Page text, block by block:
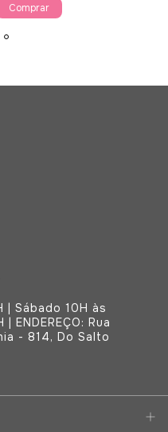
Bahia - 814, Do Salto